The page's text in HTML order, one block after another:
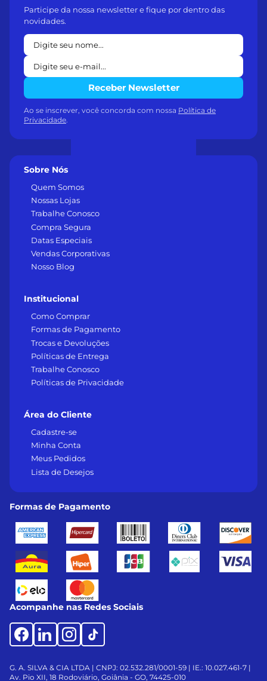
Sobre Nós
Quem Somos
Nossas Lojas
Trabalhe Conosco
Compra Segura
Datas Especiais
Vendas Corporativas
Nosso Blog
Institucional
Como Comprar
Formas de Pagamento
Trocas e Devoluções
Políticas de Entrega
Trabalhe Conosco
Políticas de Privacidade
Área do Cliente
Cadastre-se
Minha Conta
Meus Pedidos
Lista de Desejos
Participe da nossa newsletter e fique por dentro das
novidades.
Receber Newsletter
Ao se inscrever, você concorda com nossa Política de
Privacidade.
Formas de Pagamento
Acompanhe nas Redes Sociais
G. A. SILVA & CIA LTDA | CNPJ: 02.532.281/0001-59 | IE.: 10.027.461-7 |
Av. Pio XII, 18 Rodoviário, Goiânia - GO, 74425-010